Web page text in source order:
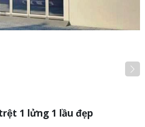
1 lửng 1 lầu đẹp